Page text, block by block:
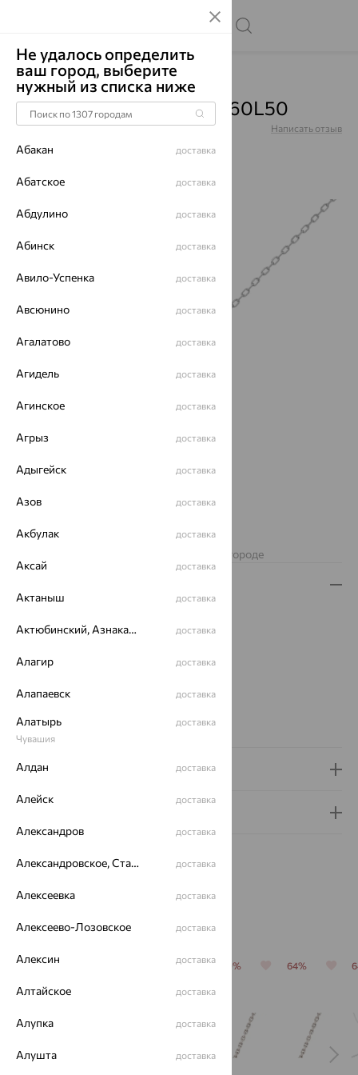
Главная Каталог Цепи
Цепь, серебро, 0804R060L50
Артикул:0804R060L50 Написать отзыв
до 62%
Нет в наличии
Изделие недоступно для заказа в вашем городе
Плетение:якорное
Проба:
Страна происхождения:
Новинка:
Доставка и оплата
Похожие изделия
64% 64% 70% 64%
Не удалось определить
ваш город, выберите
нужный из списка ниже
Абакан доставка
Абатское доставка
Абдулино доставка
Абинск доставка
Авило-Успенка доставка
Авсюнино доставка
Агалатово доставка
Агидель доставка
Агинское доставка
Агрыз доставка
Адыгейск доставка
Азов доставка
Акбулак доставка
Аксай доставка
Актаныш доставка
Актюбинский, Азнакаевский район доставка
Алагир доставка
Алапаевск доставка
Алатырь
Чувашия
доставка
Алдан доставка
Алейск доставка
Александров доставка
Александровское, Ставропольский край доставка
Алексеевка доставка
Алексеево-Лозовское доставка
Алексин доставка
Алтайское доставка
Алупка доставка
Алушта доставка